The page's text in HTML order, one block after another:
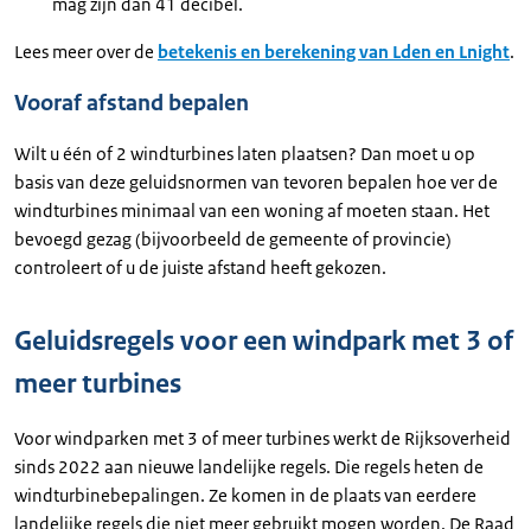
Lees meer over de betekenis en berekening van Lden en Lnight.
Vooraf afstand bepalen
Wilt u één of 2 windturbines laten plaatsen? Dan moet u op
basis van deze geluidsnormen van tevoren bepalen hoe ver de
windturbines minimaal van een woning af moeten staan. Het
bevoegd gezag (bijvoorbeeld de gemeente of provincie)
controleert of u de juiste afstand heeft gekozen.
Geluidsregels voor een windpark met 3 of
meer turbines
Voor windparken met 3 of meer turbines werkt de Rijksoverheid
sinds 2022 aan nieuwe landelijke regels. Die regels heten de
windturbinebepalingen. Ze komen in de plaats van eerdere
landelijke regels die niet meer gebruikt mogen worden. De Raad